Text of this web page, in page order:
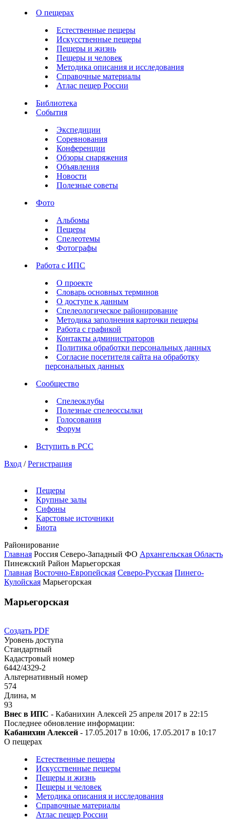
О пещерах
Естественные пещеры
Искусственные пещеры
Пещеры и жизнь
Пещеры и человек
Методика описания и исследования
Справочные материалы
Атлас пещер России
Библиотека
События
Экспедиции
Соревнования
Конференции
Обзоры снаряжения
Объявления
Новости
Полезные советы
Фото
Альбомы
Пещеры
Спелеотемы
Фотографы
Работа с ИПС
О проекте
Словарь основных терминов
О доступе к данным
Спелеологическое районирование
Методика заполнения карточки пещеры
Работа с графикой
Контакты администраторов
Политика обработки персональных данных
Согласие посетителя сайта на обработку
персональных данных
Сообщество
Спелеоклубы
Полезные спелеоссылки
Голосования
Форум
Вступить в РСС
Вход / Регистрация
Пещеры
Крупные залы
Сифоны
Карстовые источники
Биота
Районирование
Главная Россия Северо-Западный ФО Архангельская Область
Пинежский Район Марьегорская
Главная Восточно-Европейская Северо-Русская Пинего-
Кулойская Марьегорская
Марьегорская
Создать PDF
Уровень доступа
Стандартный
Кадастровый номер
6442/4329-2
Альтернативный номер
574
Длина, м
93
Внес в ИПС - Кабанихин Алексей 25 апреля 2017 в 22:15
Последнее обновление информации:
Кабанихин Алексей - 17.05.2017 в 10:06, 17.05.2017 в 10:17
О пещерах
Естественные пещеры
Искусственные пещеры
Пещеры и жизнь
Пещеры и человек
Методика описания и исследования
Справочные материалы
Атлас пещер России